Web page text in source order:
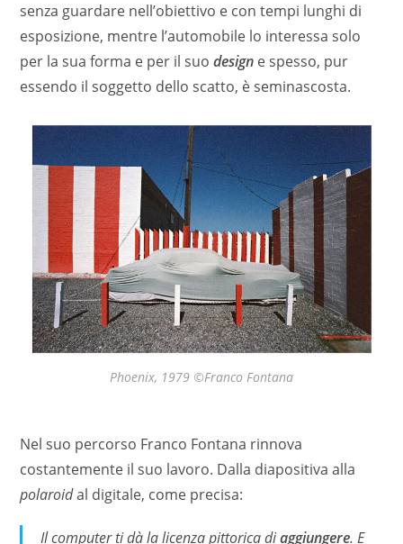
senza guardare nell’obiettivo e con tempi lunghi di
esposizione, mentre l’automobile lo interessa solo
per la sua forma e per il suodesign e spesso, pur
essendo il soggetto dello scatto, è seminascosta.
Phoenix, 1979 ©Franco Fontana
Nel suo percorso Franco Fontana rinnova
costantemente il suo lavoro. Dalla diapositiva alla
polaroidal digitale, come precisa:
Il computer ti dà la licenza pittorica diaggiungere. E